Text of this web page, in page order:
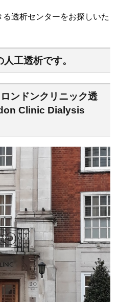
透析センターをお探しいた
工透析です。
ンドンクリニック透
Clinic Dialysis